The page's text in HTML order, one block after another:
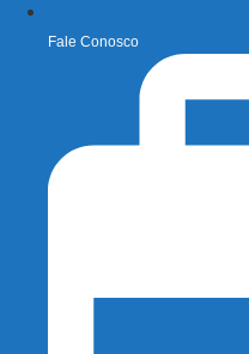
Fale Conosco